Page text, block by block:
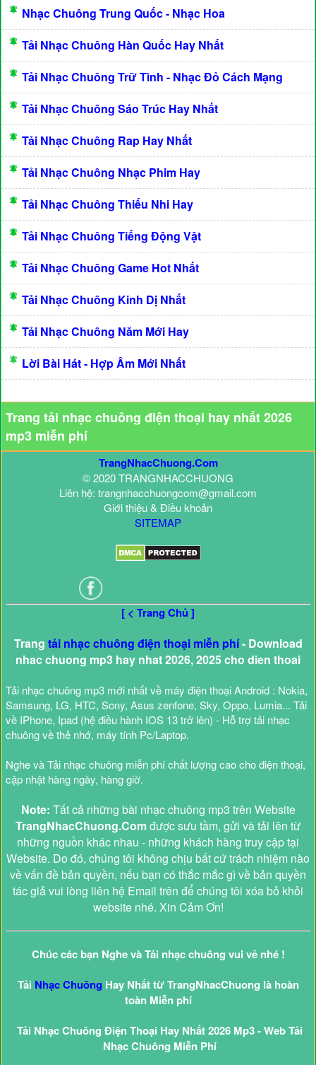
Nhạc Chuông Trung Quốc - Nhạc Hoa
Tải Nhạc Chuông Hàn Quốc Hay Nhất
Tải Nhạc Chuông Trữ Tình - Nhạc Đỏ Cách Mạng
Tải Nhạc Chuông Sáo Trúc Hay Nhất
Tải Nhạc Chuông Rap Hay Nhất
Tải Nhạc Chuông Nhạc Phim Hay
Tải Nhạc Chuông Thiếu Nhi Hay
Tải Nhạc Chuông Tiếng Động Vật
Tải Nhạc Chuông Game Hot Nhất
Tải Nhạc Chuông Kinh Dị Nhất
Tải Nhạc Chuông Năm Mới Hay
Lời Bài Hát - Hợp Âm Mới Nhất
Trang tải nhạc chuông điện thoại hay nhất 2026
mp3 miễn phí
TrangNhacChuong.Com
© 2020 TRANGNHACCHUONG
Liên hệ: trangnhacchuongcom@gmail.com
Giới thiệu & Điều khoản
SITEMAP
[ < Trang Chủ ]
Trang tải nhạc chuông điện thoại miễn phí- Download
nhac chuong mp3 hay nhat 2026, 2025 cho dien thoai
Tải nhạc chuông mp3 mới nhất về máy điện thoại Android : Nokia,
Samsung, LG, HTC, Sony, Asus zenfone, Sky, Oppo, Lumia... Tải
về IPhone, Ipad (hệ điều hành IOS 13 trở lên) - Hỗ trợ tải nhạc
chuông về thẻ nhớ, máy tính Pc/Laptop.
Nghe và Tải nhạc chuông miễn phí chất lượng cao cho điện thoại,
cập nhật hàng ngày, hàng giờ.
Note: Tất cả những bài nhạc chuông mp3 trên Website
TrangNhacChuong.Comđược sưu tầm, gửi và tải lên từ
những nguồn khác nhau - những khách hàng truy cập tại
Website. Do đó, chúng tôi không chịu bất cứ trách nhiệm nào
về vấn đề bản quyền, nếu bạn có thắc mắc gì về bản quyền
tác giả vui lòng liên hệ Email trên để chúng tôi xóa bỏ khỏi
website nhé. Xin Cảm Ơn!
Chúc các bạn Nghe và Tải nhạc chuông vui vẻ nhé !
Tải Nhạc Chuông Hay Nhất từ TrangNhacChuong là hoàn
toàn Miễn phí
Tải Nhạc Chuông Điện Thoại Hay Nhất 2026 Mp3 - Web Tải
Nhạc Chuông Miễn Phí